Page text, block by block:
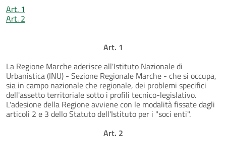
Art. 1
Art. 2
Art. 1
La Regione Marche aderisce all'Istituto Nazionale di
Urbanistica (INU) - Sezione Regionale Marche - che si occupa,
sia in campo nazionale che regionale, dei problemi specifici
dell'assetto territoriale sotto i profili tecnico-legislativo.
L'adesione della Regione avviene con le modalità fissate dagli
articoli 2 e 3 dello Statuto dell'Istituto per i "soci enti".
Art. 2